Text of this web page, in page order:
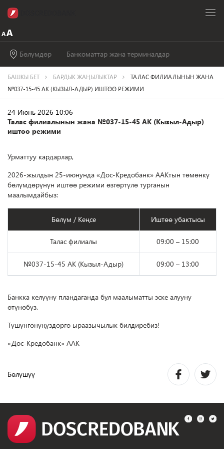
Бөлүмдөр Банкоматтар жана терминалдар
БАШКЫ БЕТ БАРДЫК ЖАӉЫЛЫКТАР
ТАЛАС ФИЛИАЛЫНЫН ЖАНА
№037-15-45 АК (КЫЗЫЛ-АДЫР) ИШТӨӨ РЕЖИМИ
24 Июнь 2026 10:06
Талас филиалынын жана №037-15-45 АК (Кызыл-Адыр)
иштөө режими
Урматтуу кардарлар,
2026-жылдын 25-июнунда «Дос-Кредобанк» ААКтын төмөнкү
бөлүмдөрүнүн иштөө режими өзгөртүлө турганын
маалымдайбыз:
Бөлүм / Кеңсе Иштөө убактысы
Талас филиалы 09:00 – 15:00
№037-15-45 АК (Кызыл-Адыр) 09:00 – 13:00
Банкка келүүнү пландаганда бул маалыматты эске алууну
өтүнөбүз.
Түшүнгөнүңүздөргө ыраазычылык билдиребиз!
«Дос-Кредобанк» ААК
Бөлүшүү